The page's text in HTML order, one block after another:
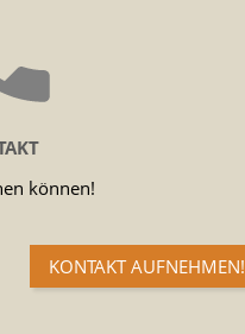
können!
KONTAKT AUFNEHMEN!